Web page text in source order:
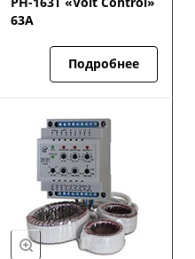
63А
Подробнее